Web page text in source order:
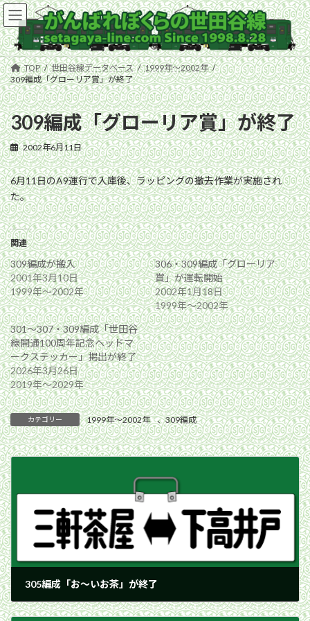
コ
ン
テ
ン
ツ
へ
ス
キ
ッ
プ
ナ
ビ
ゲ
ー
シ
ョ
ン
に
移
動
TOP 世田谷線データベース
1999年〜2002年
309編成「グローリア賞」が終了
309編成「グローリア賞」が終了
2002年6月11日
6月11日のA9運行で入庫後、ラッピングの撤去作業が実施され
た。
関連
309編成が搬入
2001年3月10日
1999年〜2002年
306・309編成「グローリア
賞」が運転開始
2002年1月18日
1999年〜2002年
301〜307・309編成「世田谷
線開通100周年記念ヘッドマ
ークステッカー」掲出が終了
2026年3月26日
2019年〜2029年
カテゴリー 1999年〜2002年 、309編成
305編成「お～いお茶」が終了
2002年6月11日